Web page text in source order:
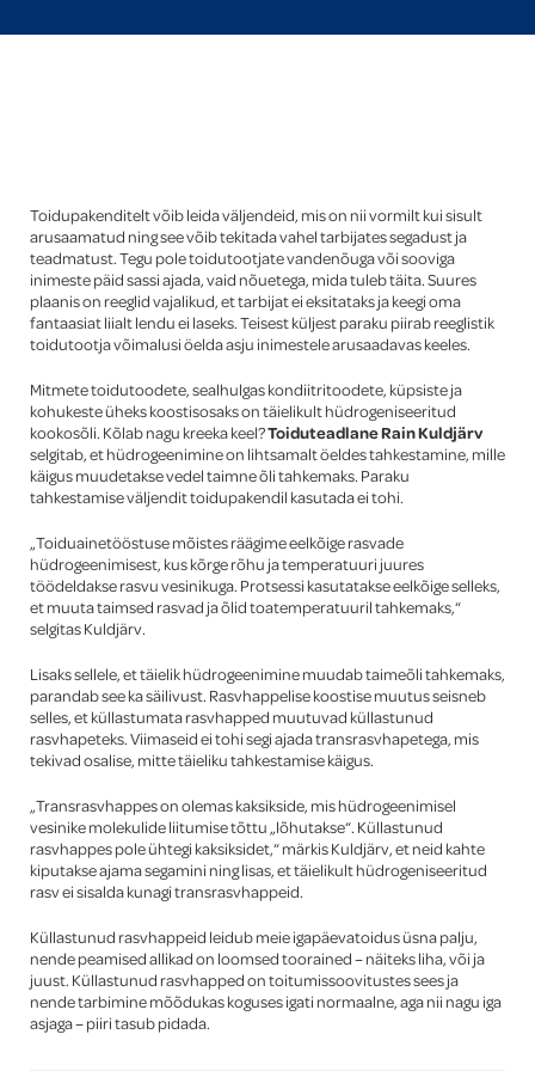
Global
Toidupakenditelt võib leida väljendeid, mis on nii vormilt kui sisult
arusaamatud ning see võib tekitada vahel tarbijates segadust ja
teadmatust. Tegu pole toidutootjate vandenõuga või sooviga
inimeste päid sassi ajada, vaid nõuetega, mida tuleb täita. Suures
plaanis on reeglid vajalikud, et tarbijat ei eksitataks ja keegi oma
fantaasiat liialt lendu ei laseks. Teisest küljest paraku piirab reeglistik
toidutootja võimalusi öelda asju inimestele arusaadavas keeles.
Mitmete toidutoodete, sealhulgas kondiitritoodete, küpsiste ja
kohukeste üheks koostisosaks on täielikult hüdrogeniseeritud
kookosõli. Kõlab nagu kreeka keel?Toiduteadlane Rain Kuldjärv
selgitab, et hüdrogeenimine on lihtsamalt öeldes tahkestamine, mille
käigus muudetakse vedel taimne õli tahkemaks. Paraku
tahkestamise väljendit toidupakendil kasutada ei tohi.
„Toiduainetööstuse mõistes räägime eelkõige rasvade
hüdrogeenimisest, kus kõrge rõhu ja temperatuuri juures
töödeldakse rasvu vesinikuga. Protsessi kasutatakse eelkõige selleks,
et muuta taimsed rasvad ja õlid toatemperatuuril tahkemaks,“
selgitas Kuldjärv.
Lisaks sellele, et täielik hüdrogeenimine muudab taimeõli tahkemaks,
parandab see ka säilivust. Rasvhappelise koostise muutus seisneb
selles, et küllastumata rasvhapped muutuvad küllastunud
rasvhapeteks. Viimaseid ei tohi segi ajada transrasvhapetega, mis
tekivad osalise, mitte täieliku tahkestamise käigus.
„Transrasvhappes on olemas kaksikside, mis hüdrogeenimisel
vesinike molekulide liitumise tõttu „lõhutakse“. Küllastunud
rasvhappes pole ühtegi kaksiksidet,“ märkis Kuldjärv, et neid kahte
kiputakse ajama segamini ning lisas, et täielikult hüdrogeniseeritud
rasv ei sisalda kunagi transrasvhappeid.
Küllastunud rasvhappeid leidub meie igapäevatoidus üsna palju,
nende peamised allikad on loomsed toorained – näiteks liha, või ja
juust. Küllastunud rasvhapped on toitumissoovitustes sees ja
nende tarbimine mõõdukas koguses igati normaalne, aga nii nagu iga
asjaga – piiri tasub pidada.